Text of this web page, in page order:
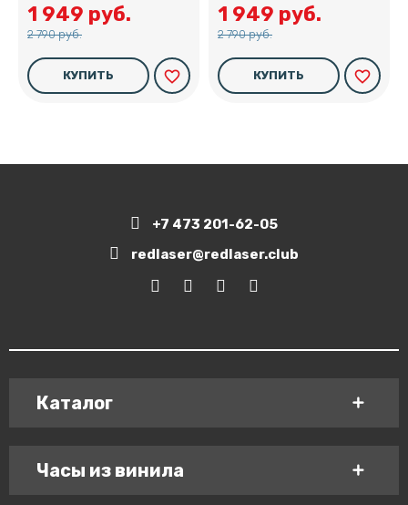
1 949 руб.
2 790 руб.
КУПИТЬ favorite_border
1 949 руб.
2 790 руб.
КУПИТЬ favorite_border
+7 473 201-62-05
redlaser@redlaser.club
Каталог
Часы из винила